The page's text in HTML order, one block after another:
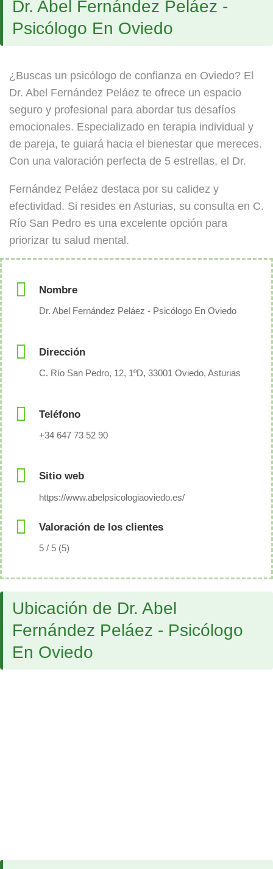
Dr. Abel Fernández Peláez -
Psicólogo En Oviedo
¿Buscas un psicólogo de confianza en Oviedo? El
Dr. Abel Fernández Peláez te ofrece un espacio
seguro y profesional para abordar tus desafíos
emocionales. Especializado en terapia individual y
de pareja, te guiará hacia el bienestar que mereces.
Con una valoración perfecta de 5 estrellas, el Dr.
Fernández Peláez destaca por su calidez y
efectividad. Si resides en Asturias, su consulta en C.
Río San Pedro es una excelente opción para
priorizar tu salud mental.
Nombre
Dr. Abel Fernández Peláez - Psicólogo En Oviedo
Dirección
C. Río San Pedro, 12, 1ºD, 33001 Oviedo, Asturias
Teléfono
+34 647 73 52 90
Sitio web
https://www.abelpsicologiaoviedo.es/
Valoración de los clientes
5 / 5 (5)
Ubicación de Dr. Abel
Fernández Peláez - Psicólogo
En Oviedo